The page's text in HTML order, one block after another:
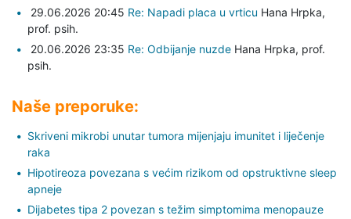
29.06.2026 20:45 Re: Napadi placa u vrticu Hana Hrpka,
prof. psih.
20.06.2026 23:35 Re: Odbijanje nuzde Hana Hrpka, prof.
psih.
Naše preporuke:
Skriveni mikrobi unutar tumora mijenjaju imunitet i liječenje
raka
Hipotireoza povezana s većim rizikom od opstruktivne sleep
apneje
Dijabetes tipa 2 povezan s težim simptomima menopauze